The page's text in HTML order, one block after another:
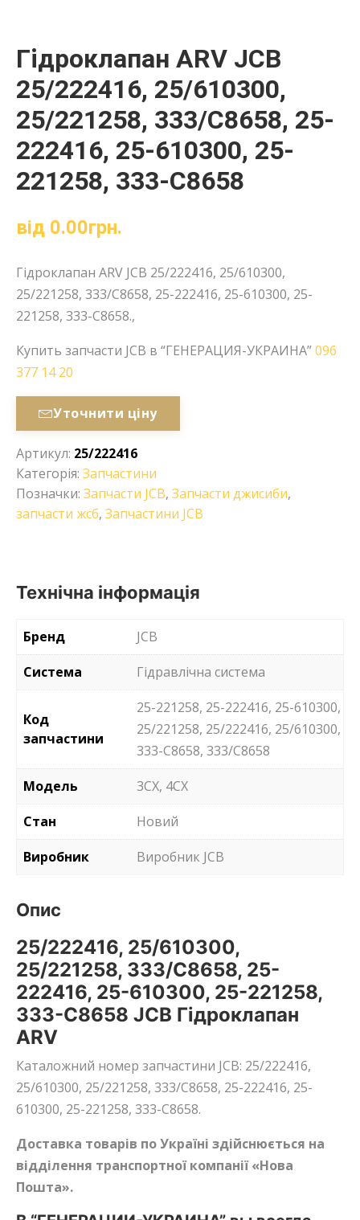
Гідроклапан ARV JCB
25/222416, 25/610300,
25/221258, 333/C8658, 25-
222416, 25-610300, 25-
221258, 333-C8658
від 0.00грн.
Гідроклапан ARV JCB 25/222416, 25/610300,
25/221258, 333/C8658, 25-222416, 25-610300, 25-
221258, 333-C8658.,
Купить запчасти JCB в “ГЕНЕРАЦИЯ-УКРАИНА”096
377 14 20
Уточнити ціну
Артикул: 25/222416
Категорія: Запчастини
Позначки: Запчасти JCB, Запчасти джисиби,
запчасти жсб, Запчастини JCB
Технічна інформація
Бренд
JCB
Система
Гідравлічна система
Код
запчастини
25-221258, 25-222416, 25-610300,
25/221258, 25/222416, 25/610300,
333-C8658, 333/C8658
Модель
3CX, 4CX
Стан
Новий
Виробник
Виробник JCB
Опис
25/222416, 25/610300,
25/221258, 333/C8658, 25-
222416, 25-610300, 25-221258,
333-C8658 JCB Гідроклапан
ARV
Каталожний номер запчастини JCB: 25/222416,
25/610300, 25/221258, 333/C8658, 25-222416, 25-
610300, 25-221258, 333-C8658.
Доставка товарів по Україні здійснюється на
відділення транспортної компанії «Нова
Пошта».